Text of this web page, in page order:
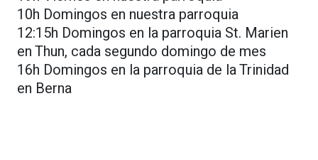
10h Domingos en nuestra parroquia
12:15h Domingos en la parroquia St. Marien
en Thun, cada segundo domingo de mes
16h Domingos en la parroquia de la Trinidad
en Berna